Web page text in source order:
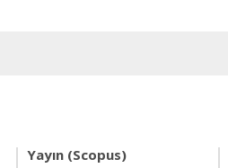
Yayın (Scopus)